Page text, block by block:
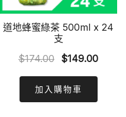
道地蜂蜜綠茶 500ml x 24
支
$174.00 Original
was:
$174.00.
$149.00
加入購物車